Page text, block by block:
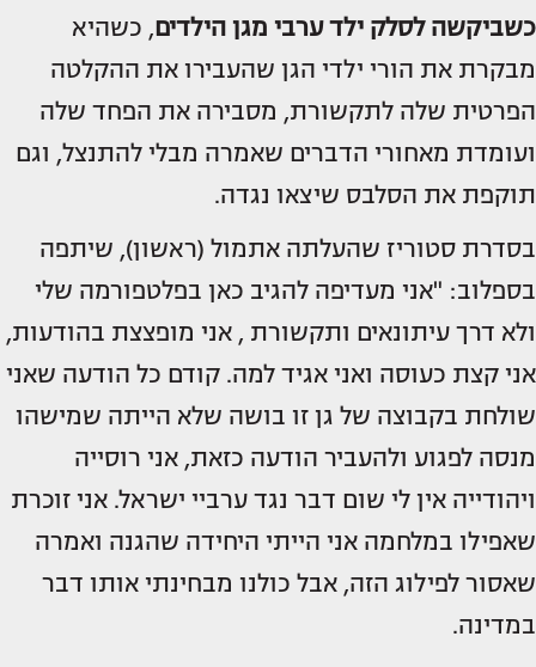
כשביקשה לסלק ילד ערבי מגן הילדים, כשהיא
מבקרת את הורי ילדי הגן שהעבירו את ההקלטה
הפרטית שלה לתקשורת, מסבירה את הפחד שלה
ועומדת מאחורי הדברים שאמרה מבלי להתנצל, וגם
תוקפת את הסלבס שיצאו נגדה.
בסדרת סטוריז שהעלתה אתמול (ראשון), שיתפה
בספלוב: ‏"אני מעדיפה להגיב כאן בפלטפורמה שלי
ולא דרך עיתונאים ותקשורת , אני מופצצת בהודעות,
אני קצת כעוסה ואני אגיד למה. ‏קודם כל הודעה שאני
שולחת בקבוצה של גן זו בושה שלא הייתה ‏שמישהו
מנסה לפגוע ולהעביר הודעה כזאת, אני רוסייה
ויהודייה אין לי שום דבר נגד ערביי ישראל. אני זוכרת
שאפילו במלחמה אני הייתי היחידה שהגנה ואמרה
שאסור לפילוג הזה, אבל כולנו מבחינתי אותו דבר
במדינה.